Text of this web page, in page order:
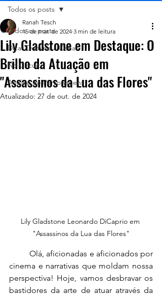
Todos os posts
Dicas Domine a Cena
No Circuito
Análise de Personagens
Todos os posts
Lily Gladstone em Destaque: O
Brilho da Atuação em
"Assassinos da Lua das Flores"
Ranah Tesch
15 de mar. de 2024 3 min de leitura
Atualizado: 27 de out. de 2024
Lily Gladstone Leonardo DiCaprio em
"Assassinos da Lua das Flores"
Olá, aficionadas e aficionados por
cinema e narrativas que moldam nossa
perspectiva! Hoje, vamos desbravar os
bastidores da arte de atuar através da